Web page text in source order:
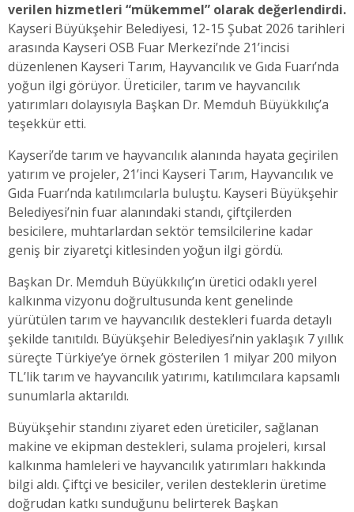
verilen hizmetleri “mükemmel” olarak değerlendirdi.
Kayseri Büyükşehir Belediyesi, 12-15 Şubat 2026 tarihleri
arasında Kayseri OSB Fuar Merkezi’nde 21’incisi
düzenlenen Kayseri Tarım, Hayvancılık ve Gıda Fuarı’nda
yoğun ilgi görüyor. Üreticiler, tarım ve hayvancılık
yatırımları dolayısıyla Başkan Dr. Memduh Büyükkılıç’a
teşekkür etti.
Kayseri’de tarım ve hayvancılık alanında hayata geçirilen
yatırım ve projeler, 21’inci Kayseri Tarım, Hayvancılık ve
Gıda Fuarı’nda katılımcılarla buluştu. Kayseri Büyükşehir
Belediyesi’nin fuar alanındaki standı, çiftçilerden
besicilere, muhtarlardan sektör temsilcilerine kadar
geniş bir ziyaretçi kitlesinden yoğun ilgi gördü.
Başkan Dr. Memduh Büyükkılıç’ın üretici odaklı yerel
kalkınma vizyonu doğrultusunda kent genelinde
yürütülen tarım ve hayvancılık destekleri fuarda detaylı
şekilde tanıtıldı. Büyükşehir Belediyesi’nin yaklaşık 7 yıllık
süreçte Türkiye’ye örnek gösterilen 1 milyar 200 milyon
TL’lik tarım ve hayvancılık yatırımı, katılımcılara kapsamlı
sunumlarla aktarıldı.
Büyükşehir standını ziyaret eden üreticiler, sağlanan
makine ve ekipman destekleri, sulama projeleri, kırsal
kalkınma hamleleri ve hayvancılık yatırımları hakkında
bilgi aldı. Çiftçi ve besiciler, verilen desteklerin üretime
doğrudan katkı sunduğunu belirterek Başkan